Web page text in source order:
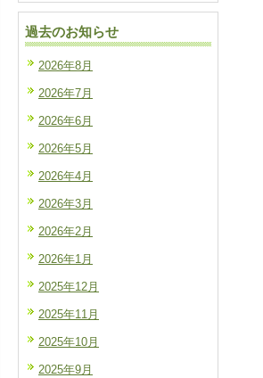
過去のお知らせ
2026年8月
2026年7月
2026年6月
2026年5月
2026年4月
2026年3月
2026年2月
2026年1月
2025年12月
2025年11月
2025年10月
2025年9月